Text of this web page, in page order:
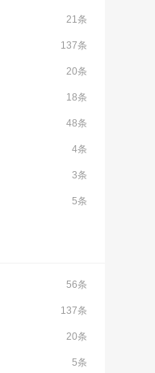
21条
137条
20条
18条
48条
4条
3条
5条
56条
137条
20条
5条